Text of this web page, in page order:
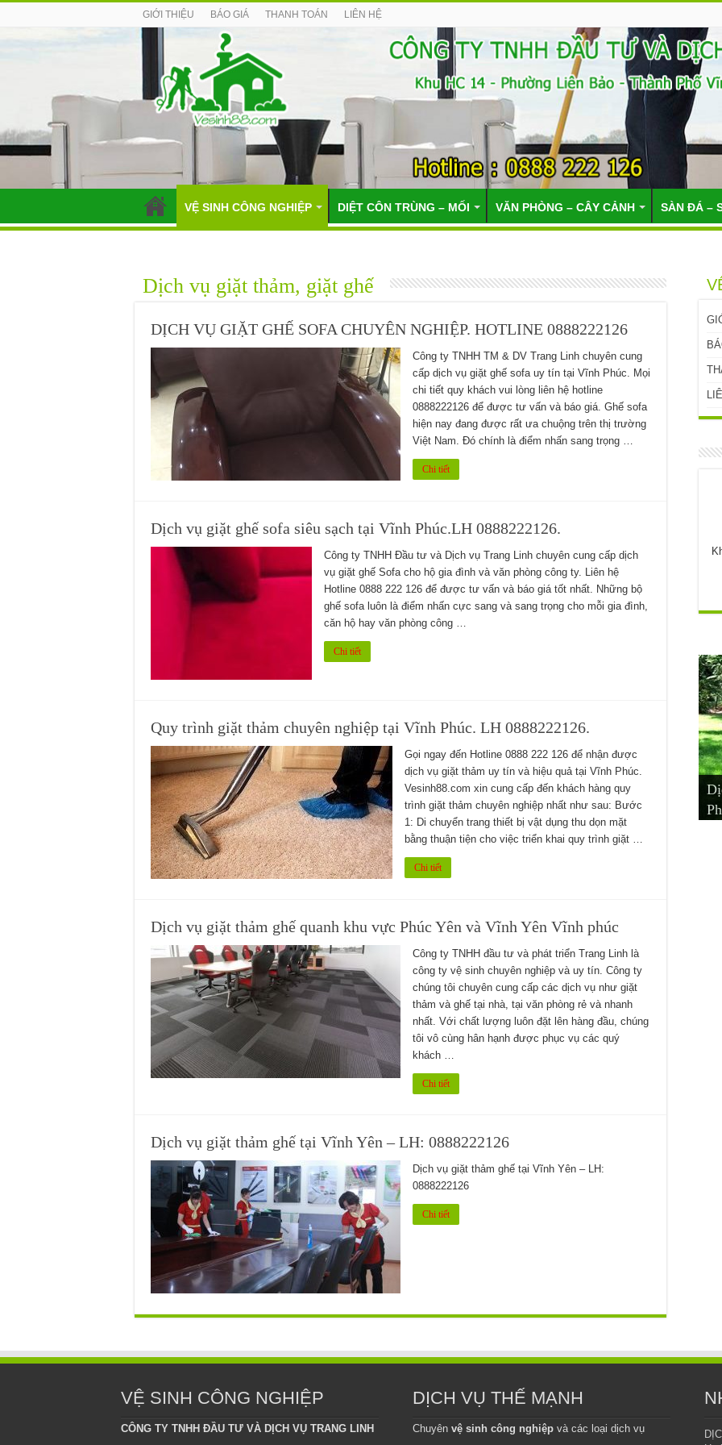
GIỚI THIỆU BÁO GIÁ THANH TOÁN LIÊN HỆ
VỆ SINH CÔNG NGHIỆP DIỆT CÔN TRÙNG – MỐI VĂN PHÒNG – CÂY CẢNH SÀN ĐÁ –
Dịch vụ giặt thảm, giặt ghế
DỊCH VỤ GIẶT GHẾ SOFA CHUYÊN NGHIỆP. HOTLINE 0888222126
Công ty TNHH TM & DV Trang Linh chuyên cung
cấp dịch vụ giặt ghế sofa uy tín tại Vĩnh Phúc. Mọi
chi tiết quy khách vui lòng liên hệ hotline
0888222126 để được tư vấn và báo giá. Ghế sofa
hiện nay đang được rất ưa chuộng trên thị trường
Việt Nam. Đó chính là điểm nhấn sang trọng …
Chi tiết
Dịch vụ giặt ghế sofa siêu sạch tại Vĩnh Phúc.LH 0888222126.
Công ty TNHH Đầu tư và Dịch vụ Trang Linh chuyên cung cấp dịch
vụ giặt ghế Sofa cho hộ gia đình và văn phòng công ty. Liên hệ
Hotline 0888 222 126 để được tư vấn và báo giá tốt nhất. Những bộ
ghế sofa luôn là điểm nhấn cực sang và sang trọng cho mỗi gia đình,
căn hộ hay văn phòng công …
Chi tiết
Quy trình giặt thảm chuyên nghiệp tại Vĩnh Phúc. LH 0888222126.
Gọi ngay đến Hotline 0888 222 126 để nhận được
dịch vụ giặt thảm uy tín và hiệu quả tại Vĩnh Phúc.
Vesinh88.com xin cung cấp đến khách hàng quy
trình giặt thảm chuyên nghiệp nhất như sau: Bước
1: Di chuyển trang thiết bị vật dụng thu dọn mặt
bằng thuận tiện cho việc triển khai quy trình giặt …
Chi tiết
Dịch vụ giặt thảm ghế quanh khu vực Phúc Yên và Vĩnh Yên Vĩnh phúc
Công ty TNHH đầu tư và phát triển Trang Linh là
công ty vệ sinh chuyên nghiệp và uy tín. Công ty
chúng tôi chuyên cung cấp các dịch vụ như giặt
thảm và ghế tại nhà, tại văn phòng rẻ và nhanh
nhất. Với chất lượng luôn đặt lên hàng đầu, chúng
tôi vô cùng hân hạnh được phục vụ các quý
khách …
Chi tiết
Dịch vụ giặt thảm ghế tại Vĩnh Yên – LH: 0888222126
Dịch vụ giặt thảm ghế tại Vĩnh Yên – LH:
0888222126
Chi tiết
–
VỆ SINH CÔNG NGHIỆP
CÔNG TY TNHH ĐẦU TƯ VÀ DỊCH VỤ TRANG LINH
DỊCH VỤ THẾ MẠNH
Chuyên vệ sinh công nghiệpvà các loại dịch vụ